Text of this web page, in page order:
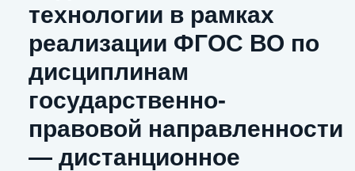
технологии в рамках
реализации ФГОС ВО по
дисциплинам
государственно-
правовой направленности
— дистанционное